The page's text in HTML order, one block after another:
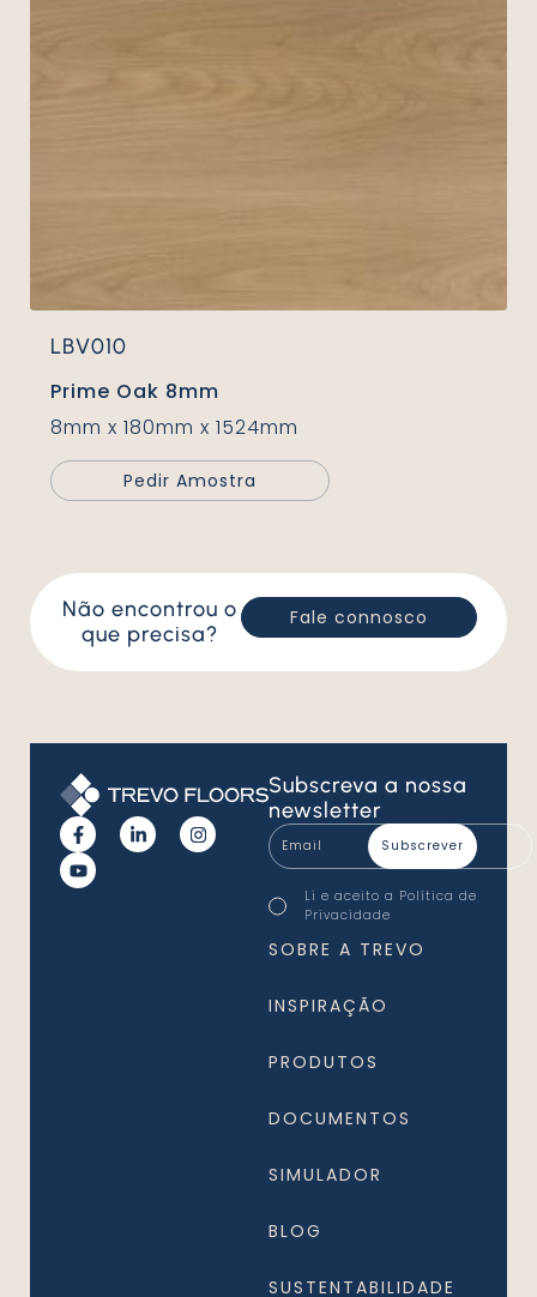
LBV010
Prime Oak 8mm
8mm x 180mm x 1524mm
Pedir Amostra
Não encontrou o
que precisa?
Fale connosco
Subscreva a nossa
newsletter
Email
*
Consentimento
*
Li e aceito a Política de
Privacidade
SOBRE A TREVO
INSPIRAÇÃO
PRODUTOS
DOCUMENTOS
SIMULADOR
BLOG
SUSTENTABILIDADE